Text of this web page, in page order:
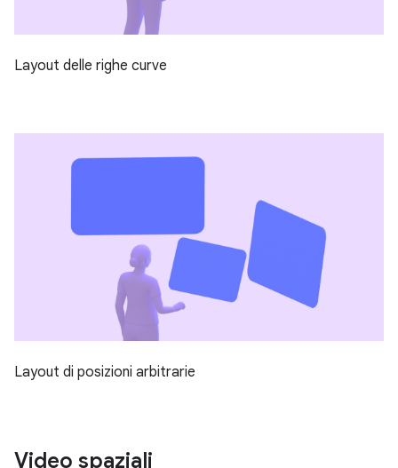
Layout delle righe curve
Layout di posizioni arbitrarie
Video spaziali